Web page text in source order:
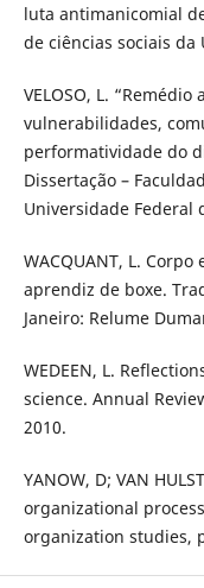
luta antimanicomial
de ciências sociais da
VELOSO, L.
vulnerabilidades,
performatividade do
Dissertação –
Universidade Federal
WACQUANT, L.
aprendiz de boxe.
Janeiro: Relume
WEDEEN, L.
science. Annual
2010.
YANOW, D; VAN
organizational
organization studies,